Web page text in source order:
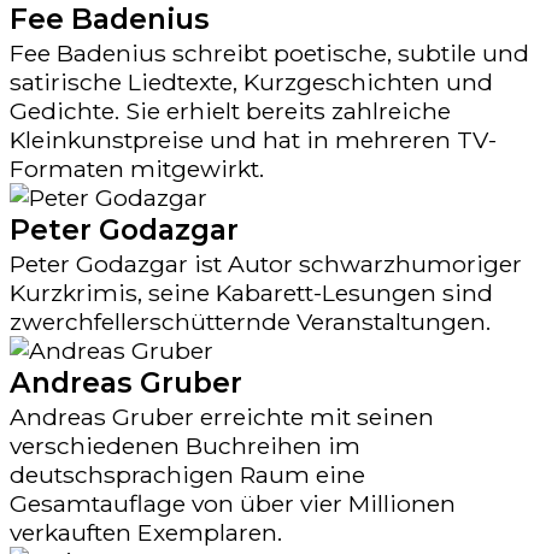
Fee Badenius
Fee Badenius schreibt poetische, subtile und
satirische Liedtexte, Kurzgeschichten und
Gedichte. Sie erhielt bereits zahlreiche
Kleinkunstpreise und hat in mehreren TV-
Formaten mitgewirkt.
Peter Godazgar
Peter Godazgar ist Autor schwarzhumoriger
Kurzkrimis, seine Kabarett-Lesungen sind
zwerchfellerschütternde Veranstaltungen.
Andreas Gruber
Andreas Gruber erreichte mit seinen
verschiedenen Buchreihen im
deutschsprachigen Raum eine
Gesamtauflage von über vier Millionen
verkauften Exemplaren.